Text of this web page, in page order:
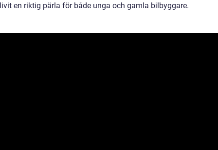
en riktig pärla för både unga och gamla bilbyggare.